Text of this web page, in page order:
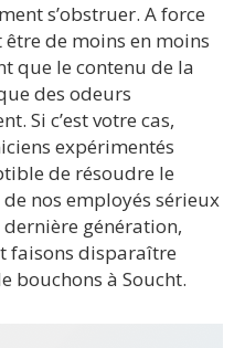
s’obstruer. A force
de moins en moins
que le contenu de la
des odeurs
Si c’est votre cas,
expérimentés
de résoudre le
nos employés sérieux
génération,
faisons disparaître
bouchons à Soucht.